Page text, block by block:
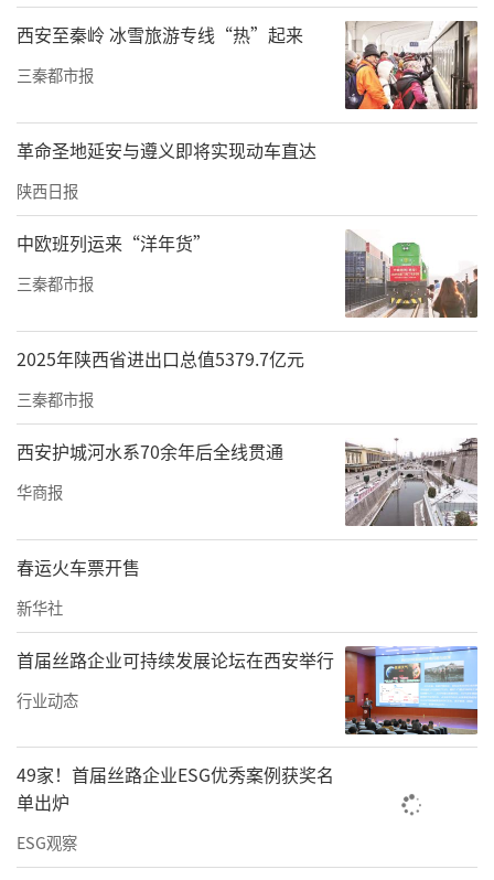
西安至秦岭 冰雪旅游专线“热”起来
三秦都市报
革命圣地延安与遵义即将实现动车直达
陕西日报
中欧班列运来“洋年货”
三秦都市报
2025年陕西省进出口总值5379.7亿元
三秦都市报
西安护城河水系70余年后全线贯通
华商报
春运火车票开售
新华社
首届丝路企业可持续发展论坛在西安举行
行业动态
49家！首届丝路企业ESG优秀案例获奖名
单出炉
ESG观察